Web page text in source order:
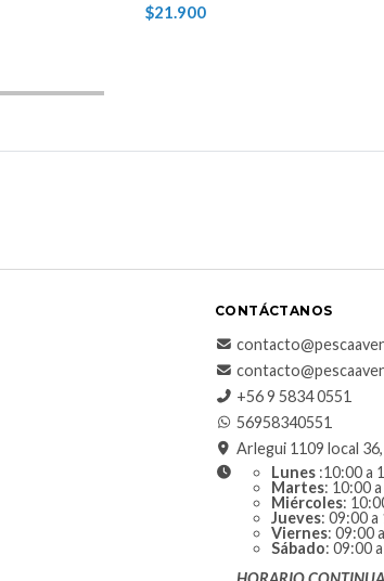
$21.900
CONTÁCTANOS
+56 9 5834 0551
56958340551
Arlegui 1109 local
Lunes :10:00 a
Martes: 10:00
Miércoles:
Jueves: 09:00 a
Viernes: 09:00
Sábado: 09:00